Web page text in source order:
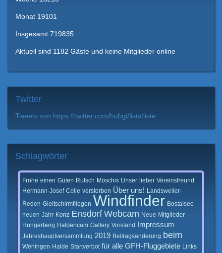
Monat 19101
Insgesamt 719835
Aktuell sind 1182 Gäste und keine Mitglieder online
Twitter
Tweets von https://twitter.com/hubgi/lists/liste
Schlagwörter
Frohe einen Guten Rutsch Moschis Unser lieber Vereinsfreund
Hermann-Josef Colle verstorben Über uns! Landsweiler-
Reden Gleitschirmfliegen Windfinder Bostalsee
neuen Jahr Konz Ensdorf Webcam Neue Mitglieder
Hungerberg Haldencam Gallery Vorstand Impressum
Jahreshauptversammlung 2019 Beitragsänderung beim
Wehingen Halde Startverbot für alle GFH-Fluggebiete Links